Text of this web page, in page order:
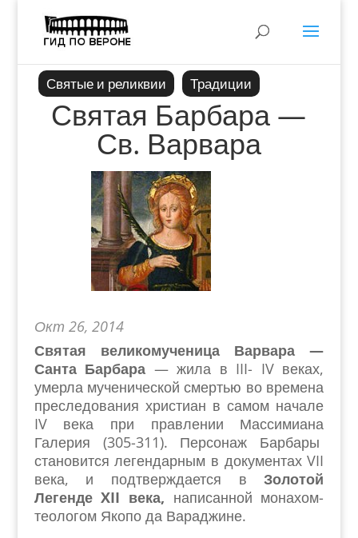
Святые и реликвии Традиции
Святая Барбара —
Св. Варвара
Окт 26, 2014
Святая великомученица Варвара —
Санта Барбара — жила в III- IV веках,
умерла мученической смертью во времена
преследования христиан в самом начале
IV века при правлении Массимиана
Галерия (305-311). Персонаж Барбары
становится легендарным в документах VII
века, и подтверждается вЗолотой
Легенде XII века, написанной монахом-
теологом Якопо да Вараджине.